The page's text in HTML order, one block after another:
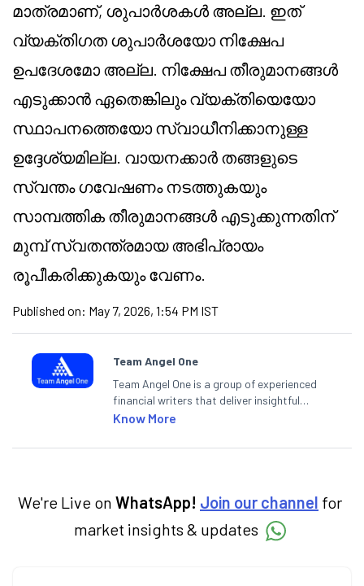
മാത്രമാണ്, ശുപാർശകൾ അല്ല. ഇത്
വ്യക്തിഗത ശുപാർശയോ നിക്ഷേപ
ഉപദേശമോ അല്ല. നിക്ഷേപ തീരുമാനങ്ങൾ
എടുക്കാൻ ഏതെങ്കിലും വ്യക്തിയെയോ
സ്ഥാപനത്തെയോ സ്വാധീനിക്കാനുള്ള
ഉദ്ദേശ്യമില്ല. വായനക്കാർ തങ്ങളുടെ
സ്വന്തം ഗവേഷണം നടത്തുകയും
സാമ്പത്തിക തീരുമാനങ്ങൾ എടുക്കുന്നതിന്
മുമ്പ് സ്വതന്ത്രമായ അഭിപ്രായം
രൂപീകരിക്കുകയും വേണം.
Published on: May 7, 2026, 1:54 PM IST
Team Angel One
Team Angel One is a group of experienced
financial writers that deliver insightful
articles on the stock market, IPO, economy,
categories.
Know More
We're Live on WhatsApp! Join our channel for
market insights & updates